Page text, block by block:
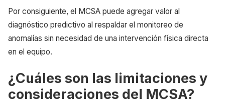
Por consiguiente, el MCSA puede agregar valor al
diagnóstico predictivo al respaldar el monitoreo de
anomalías sin necesidad de una intervención física directa
en el equipo.
¿Cuáles son las limitaciones y
consideraciones del MCSA?